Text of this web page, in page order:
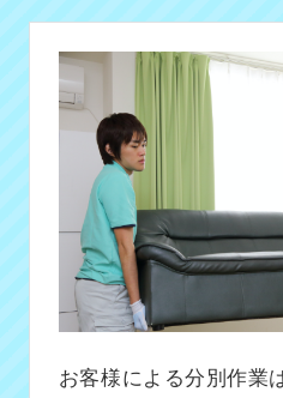
お客様による分別作業